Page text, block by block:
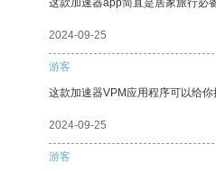
这款加速器app简直是居家旅行必
2024-09-25
游客
这款加速器VPM应用程序可以给你
2024-09-25
游客